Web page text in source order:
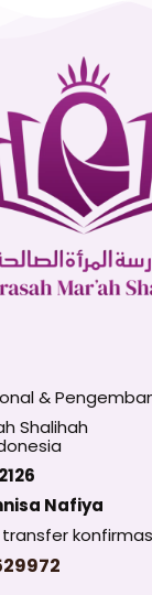
&
Shalihah
Nafiya